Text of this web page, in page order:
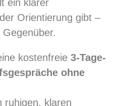
ein klarer
Orientierung gibt –
kostenfreie 3-Tage-
ohne
ruhigen, klaren